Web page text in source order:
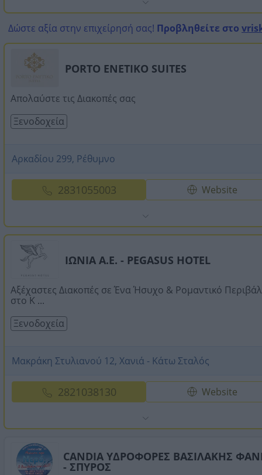
Δώστε αξία στην επιχείρησή σας! Προβληθείτε στο
PORTO ENETIKO SUITES
Απολαύστε τις Διακοπές σας
Ξενοδοχεία
Αρκαδίου 299, Ρέθυμνο
2831055003 Website
ΙΩΝΙΑ Α.Ε. - PEGASUS HOTEL
Αξέχαστες Διακοπές σε Ένα Ήσυχο & Ρομαντικό
στο Κ ...
Ξενοδοχεία
Μακράκη Στυλιανού 12, Χανιά - Κάτω Σταλός
2821038130 Website
CANDIA ΥΔΡΟΦΟΡΕΣ ΒΑΣΙΛΑΚΗΣ
- ΣΠΥΡΟΣ